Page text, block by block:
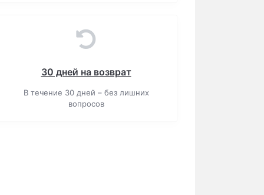
30 дней на возврат
В течение 30 дней – без лишних
вопросов